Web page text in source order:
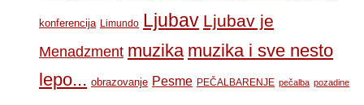
konferencija Limundo Ljubav Ljubav je
Menadzment muzika muzika i sve nesto
lepo... obrazovanje Pesme PEČALBARENJE pečalba pozadine